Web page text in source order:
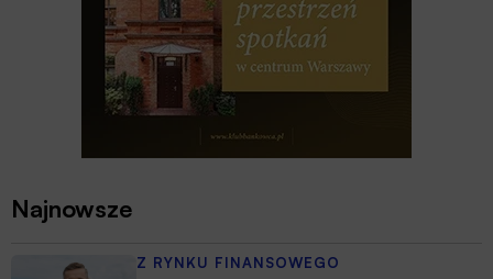
Najnowsze
Z RYNKU FINANSOWEGO